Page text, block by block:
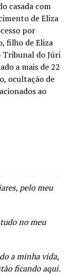
casada com
de Eliza
por
filho de Eliza
Tribunal do Júri
a mais de 22
ocultação de
ao
pelo meu
no meu
a minha vida,
ficando aqui.